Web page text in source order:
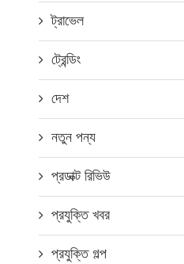
ট্রাভেল
ট্রেন্ডিং
দেশ
নতুন পন্য
প্রডাক্ট রিভিউ
প্রযুক্তি খবর
প্রযুক্তি গল্প